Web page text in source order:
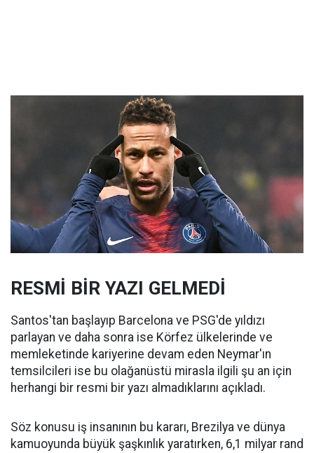
RESMİ BİR YAZI GELMEDİ
Santos'tan başlayıp Barcelona ve PSG'de yıldızı
parlayan ve daha sonra ise Körfez ülkelerinde ve
memleketinde kariyerine devam eden Neymar'ın
temsilcileri ise bu olağanüstü mirasla ilgili şu an için
herhangi bir resmi bir yazı almadıklarını açıkladı.
Söz konusu iş insanının bu kararı, Brezilya ve dünya
kamuoyunda büyük şaşkınlık yaratırken, 6,1 milyar rand